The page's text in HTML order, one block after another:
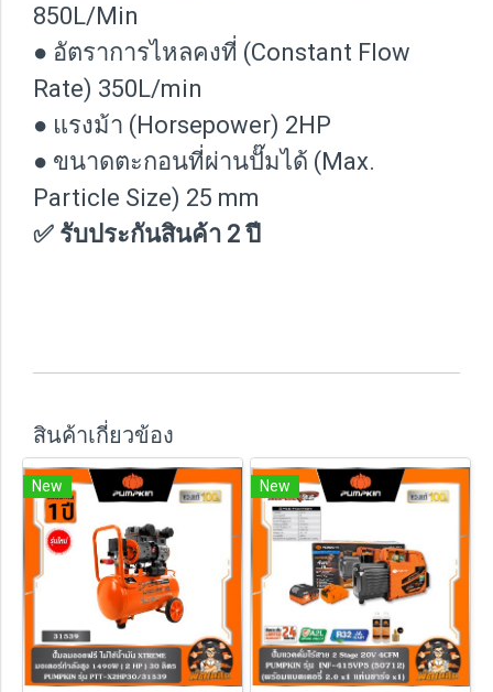
850L/Min
● อัตราการไหลคงที่ (Constant Flow
Rate) 350L/min
● แรงม้า (Horsepower) 2HP
● ขนาดตะกอนที่ผ่านปั๊มได้ (Max.
Particle Size) 25 mm
✅ รับประกันสินค้า 2 ปี
สินค้าเกี่ยวข้อง
New New